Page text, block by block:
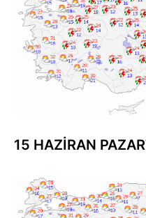
15 HAZİRAN